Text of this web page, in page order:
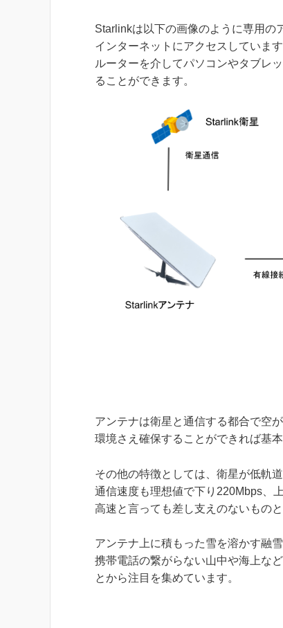
Starlinkは以下の画像のように専用の
インターネットにアクセスしています
ルーターを介してパソコンやタブレ
ることができます。
アンテナは衛星と通信する都合で空
環境さえ確保することができれば基
その他の特徴としては、衛星が低軌
通信速度も理想値で下り220Mbps、
高速と言っても差し支えのないものと
アンテナ上に積もった雪を溶かす融
携帯電話の繋がらない山中や海上な
とから注目を集めています。